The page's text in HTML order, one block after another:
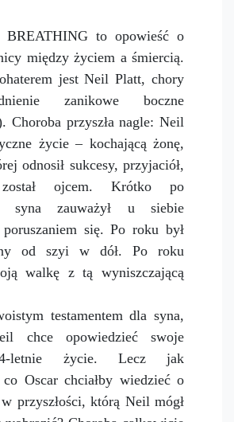
to opowieść o
między życiem a śmiercią.
jest Neil Platt, chory
zanikowe boczne
Choroba przyszła nagle: Neil
życie – kochającą żonę,
odnosił sukcesy, przyjaciół,
został ojcem. Krótko po
syna zauważył u siebie
się. Po roku był
od szyi w dół. Po roku
walkę z tą wyniszczającą
testamentem dla syna,
chce opowiedzieć swoje
letnie życie. Lecz jak
Oscar chciałby wiedzieć o
przyszłości, którą Neil mógł